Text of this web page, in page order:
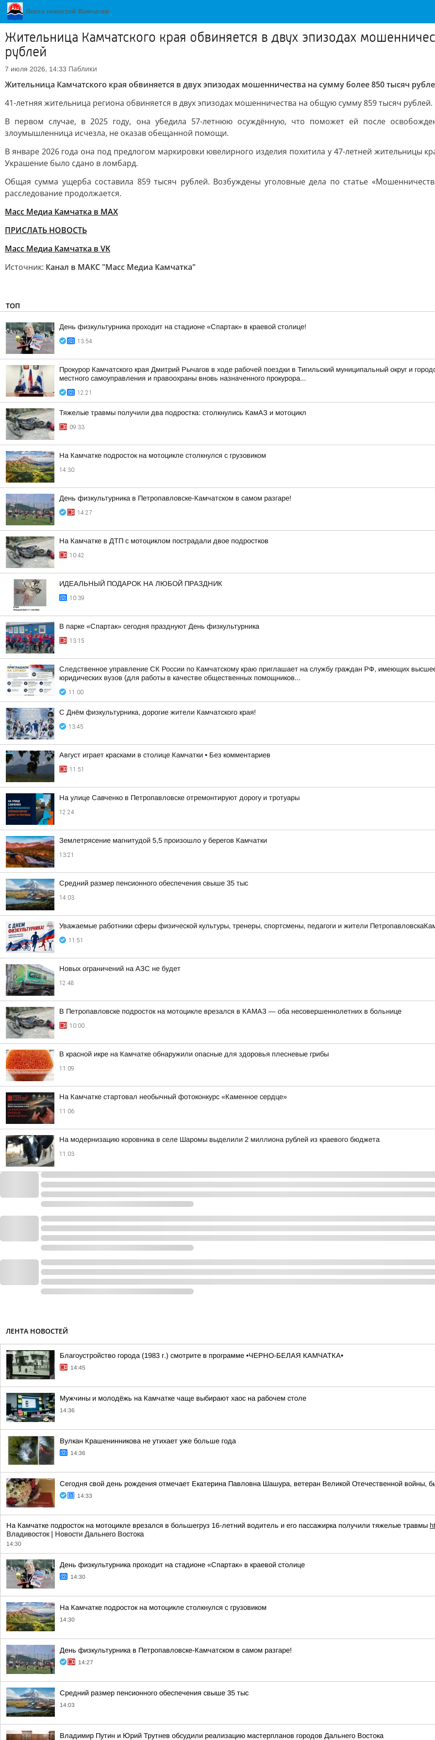
Жительница Камчатского края обвиняется в двух эпизодах
рублей
7 июля 2026, 14:33 Паблики
Жительница Камчатского края обвиняется в двух эпизодах мошенничества на сумму более 850 тысяч
41-летняя жительница региона обвиняется в двух эпизодах мошенничества на общую сумму 859 тысяч рублей.
В первом случае, в 2025 году, она убедила 57-летнюю осуждённую, что поможет ей после
злоумышленница исчезла, не оказав обещанной помощи.
В январе 2026 года она под предлогом маркировки ювелирного изделия похитила у 47-летней жительницы
Украшение было сдано в ломбард.
Общая сумма ущерба составила 859 тысяч рублей. Возбуждены уголовные дела по статье
расследование продолжается.
Масс Медиа Камчатка в MAX
ПРИСЛАТЬ НОВОСТЬ
Масс Медиа Камчатка в VK
Источник: Канал в МАКС "Масс Медиа Камчатка"
ТОП
День физкультурника проходит на стадионе «Спартак» в краевой столице!
13:54
Прокурор Камчатского края Дмитрий Рычагов в ходе рабочей поездки в Тигильский муниципальный округ и
местного самоуправления и правоохраны вновь назначенного прокурора...
12:21
Тяжелые травмы получили два подростка: столкнулись КамАЗ и мотоцикл
09:33
На Камчатке подросток на мотоцикле столкнулся с грузовиком
14:30
День физкультурника в Петропавловске-Камчатском в самом разгаре!
14:27
На Камчатке в ДТП с мотоциклом пострадали двое подростков
10:42
ИДЕАЛЬНЫЙ ПОДАРОК НА ЛЮБОЙ ПРАЗДНИК
10:39
В парке «Спартак» сегодня празднуют День физкультурника
13:15
Следственное управление СК России по Камчатскому краю приглашает на службу граждан РФ, имеющих
юридических вузов (для работы в качестве общественных помощников...
11:00
С Днём физкультурника, дорогие жители Камчатского края!
13:45
Август играет красками в столице Камчатки • Без комментариев
11:51
На улице Савченко в Петропавловске отремонтируют дорогу и тротуары
12:24
Землетрясение магнитудой 5,5 произошло у берегов Камчатки
13:21
Средний размер пенсионного обеспечения свыше 35 тыс
14:03
Уважаемые работники сферы физической культуры, тренеры, спортсмены, педагоги и жители
11:51
Новых ограничений на АЗС не будет
12:48
В Петропавловске подросток на мотоцикле врезался в КАМАЗ — оба несовершеннолетних в больнице
10:00
В красной икре на Камчатке обнаружили опасные для здоровья плесневые грибы
11:09
На Камчатке стартовал необычный фотоконкурс «Каменное сердце»
11:06
На модернизацию коровника в селе Шаромы выделили 2 миллиона рублей из краевого бюджета
11:03
ЛЕНТА НОВОСТЕЙ
Благоустройство города (1983 г.) смотрите в программе •ЧЕРНО-БЕЛАЯ КАМЧАТКА•
14:45
Мужчины и молодёжь на Камчатке чаще выбирают хаос на рабочем столе
14:36
Вулкан Крашенинникова не утихает уже больше года
14:36
Сегодня свой день рождения отмечает Екатерина Павловна Шашура, ветеран Великой Отечественной войны,
14:33
На Камчатке подросток на мотоцикле врезался в большегруз 16-летний водитель и его пассажирка получили тяжелые травмы
Владивосток | Новости Дальнего Востока
14:30
День физкультурника проходит на стадионе «Спартак» в краевой столице
14:30
На Камчатке подросток на мотоцикле столкнулся с грузовиком
14:30
День физкультурника в Петропавловске-Камчатском в самом разгаре!
14:27
Средний размер пенсионного обеспечения свыше 35 тыс
14:03
Владимир Путин и Юрий Трутнев обсудили реализацию мастерпланов городов Дальнего Востока